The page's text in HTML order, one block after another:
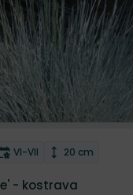
želaní
Doba kvitnutia
VI-VII Výška rastliny
20 cm
- kostrava